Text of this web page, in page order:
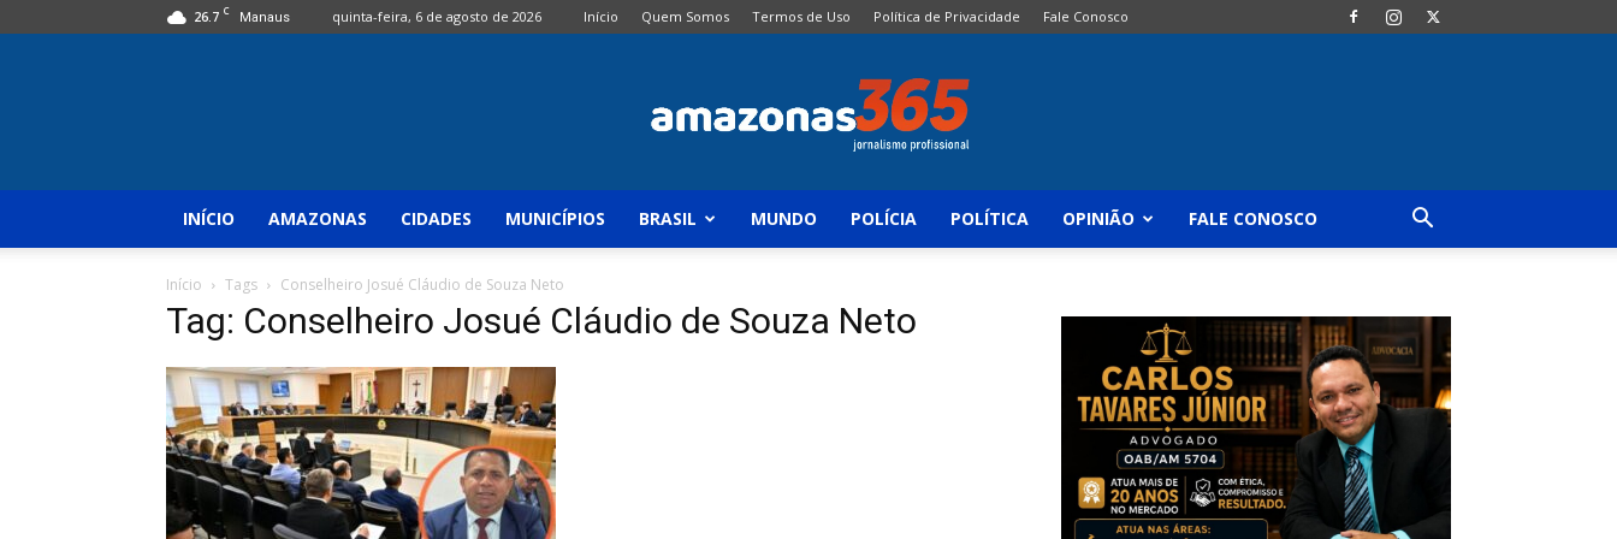
26.7 C Manaus quinta-feira, 6 de agosto de 2026 Início Quem Somos Termos de Uso Política de Privacidade Fale Conosco
INÍCIO AMAZONAS CIDADES MUNICÍPIOS BRASIL MUNDO POLÍCIA POLÍTICA OPINIÃO FALE CONOSCO
Início Tags Conselheiro Josué Cláudio de Souza Neto
Tag: Conselheiro Josué Cláudio de Souza Neto